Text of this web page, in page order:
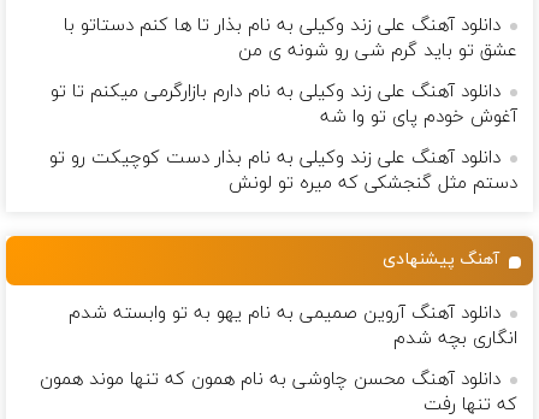
دانلود آهنگ علی زند وکیلی به نام بذار تا ها كنم دستاتو با
عشق تو باید گرم شی رو شونه ى من
دانلود آهنگ علی زند وکیلی به نام دارم بازارگرمی میكنم تا تو
آغوش خودم پای تو وا شه
دانلود آهنگ علی زند وکیلی به نام بذار دست كوچیكت رو تو
دستم مثل گنجشكی كه میره تو لونش
آهنگ پیشنهادی
دانلود آهنگ آروین صمیمی به نام یهو به تو وابسته شدم
انگاری بچه شدم
دانلود آهنگ محسن چاوشی به نام همون که تنها موند همون
که تنها رفت